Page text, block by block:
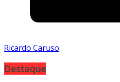
Ricardo Caruso
Destaque